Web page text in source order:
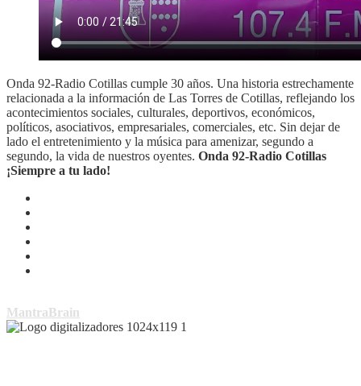
Onda 92-Radio Cotillas cumple 30 años. Una historia estrechamente
relacionada a la información de Las Torres de Cotillas, reflejando los
acontecimientos sociales, culturales, deportivos, económicos,
políticos, asociativos, empresariales, comerciales, etc. Sin dejar de
lado el entretenimiento y la música para amenizar, segundo a
segundo, la vida de nuestros oyentes. Onda 92-Radio Cotillas
¡Siempre a tu lado!
MantraBrain